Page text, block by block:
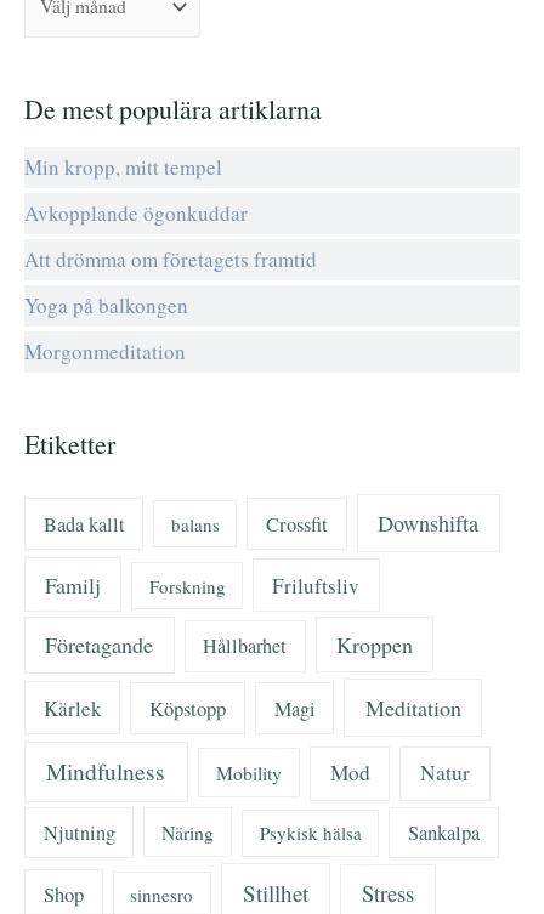
rDe mest populära artiklarna
Min kropp, mitt tempel
Avkopplande ögonkuddar
Att drömma om företagets framtid
Yoga på balkongen
Morgonmeditation
Etiketter
Bada kallt balans Crossfit Downshifta
Familj Forskning Friluftsliv
Företagande Hållbarhet Kroppen
Kärlek Köpstopp Magi Meditation
Mindfulness Mobility Mod Natur
Njutning Näring Psykisk hälsa Sankalpa
Shop sinnesro Stillhet Stress